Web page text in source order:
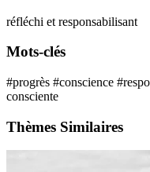
réfléchi et responsabilisant
Mots-clés
#progrès #conscience
consciente
Thèmes Similaires